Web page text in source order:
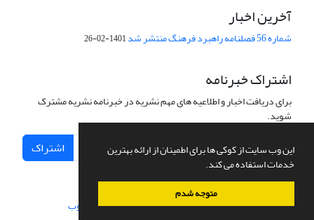
این وب سایت از کوکی ها برای اطمینان از ارائه بهترین
خدمات استفاده می کند.
متوجه شدم
آخرین اخبار
شماره 56 فصلنامه راهبرد فرهنگ منتشر شد 1401-02-26
اشتراک خبرنامه
برای دریافت اخبار و اطلاعیه های مهم نشریه در خبرنامه نشریه مشترک
شوید.
اشتراک
سامانه مدیریت نشریات علمی.طراحی و پیاده سازی از سیناوب